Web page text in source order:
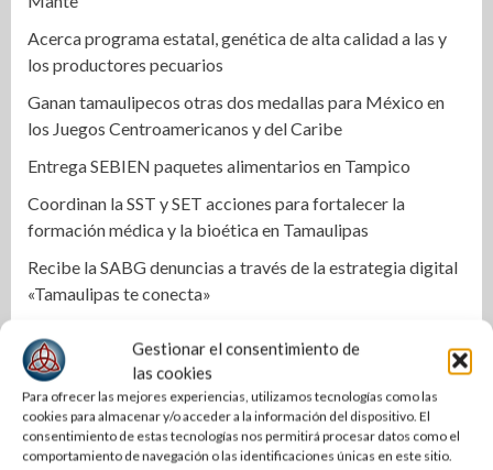
Gestionar el consentimiento de
las cookies
Para ofrecer las mejores experiencias, utilizamos tecnologías como las
cookies para almacenar y/o acceder a la información del dispositivo. El
consentimiento de estas tecnologías nos permitirá procesar datos como el
comportamiento de navegación o las identificaciones únicas en este sitio.
Acerca programa estatal, genética de alta calidad a las y
los productores pecuarios
Ganan tamaulipecos otras dos medallas para México en
los Juegos Centroamericanos y del Caribe
Entrega SEBIEN paquetes alimentarios en Tampico
Coordinan la SST y SET acciones para fortalecer la
formación médica y la bioética en Tamaulipas
Recibe la SABG denuncias a través de la estrategia digital
«Tamaulipas te conecta»
recorrido por la historia viva de Tampico
Impulsa Gobierno de Tamaulipas la conservación del
histórico Mercado Argüelles
Agiliza el ITAVU procesos de escrituración para brindar